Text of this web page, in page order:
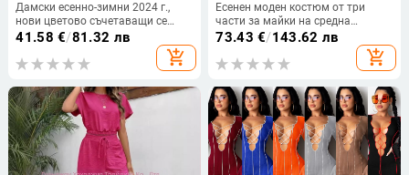
Дамски есенно-зимни 2024 г.,
нови цветово съчетаващи се
жилетки с качулка, джоб кенгуру
за Европа и Съединените щати
41.58 €/81.32 лв
add_shopping_cart
Есенен моден костюм от три
части за майки на средна
възраст, ново ежедневно спортно
облекло за жени, пролетно и
есенно модерно дишащо палто
73.43 €/143.62 лв
add_shopping_cart